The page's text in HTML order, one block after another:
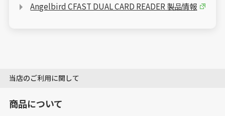
Angelbird CFAST DUAL CARD READER 製品情報
当店のご利用に関して
商品について